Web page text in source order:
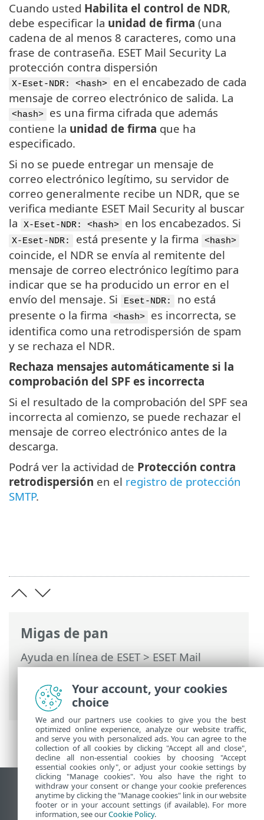
Migas de pan
Ayuda en línea de ESET>ESET Mail
Security>Configuración avanzada>
Servidor
>Protección antispam >
Protección contra retrodispersión
Cuando usted Habilita el control de NDR,
debe especificar la unidad de firma (una
cadena de al menos 8 caracteres, como una
frase de contraseña. ESET Mail Security La
protección contra dispersión
X-Eset-NDR: <hash>
en el encabezado de cada
mensaje de correo electrónico de salida. La
<hash>
es una firma cifrada que además
contiene la unidad de firma que ha
especificado.
Si no se puede entregar un mensaje de
correo electrónico legítimo, su servidor de
correo generalmente recibe un NDR, que se
verifica mediante ESET Mail Security al buscar
la
X-Eset-NDR: <hash> en los encabezados. Si
X-Eset-NDR: está presente y la firma <hash>
coincide, el NDR se envía al remitente del
mensaje de correo electrónico legítimo para
indicar que se ha producido un error en el
envío del mensaje. Si
Eset-NDR:
no está
presente o la firma
<hash>
es incorrecta, se
identifica como una retrodispersión de spam
y se rechaza el NDR.
Rechaza mensajes automáticamente si la
comprobación del SPF es incorrecta
Si el resultado de la comprobación del SPF sea
incorrecta al comienzo, se puede rechazar el
mensaje de correo electrónico antes de la
descarga.
Podrá ver la actividad de Protección contra
retrodispersión en el registro de protección
SMTP.
Ver sitio del escritorio
End of Life
Your account, your cookies
choice
We and our partners use cookies to give you the best
optimized online experience, analyze our website traffic,
and serve you with personalized ads. You can agree to the
collection of all cookies by clicking "Accept all and close",
decline all non-essential cookies by choosing "Accept
essential cookies only", or adjust your cookie settings by
clicking "Manage cookies". You also have the right to
withdraw your consent or change your cookie preferences
anytime by clicking the "Manage cookies" link in our website
footer or in your account settings (if available). For more
information, see ourCookie Policy.